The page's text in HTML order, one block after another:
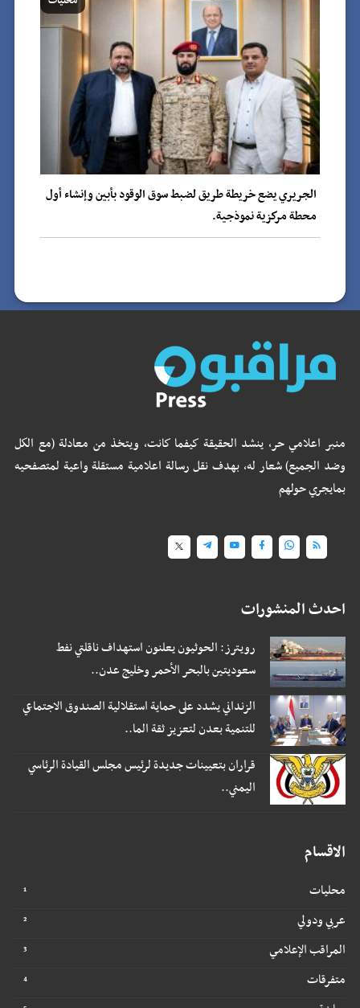
الجريري يضع خريطة طريق لضبط سوق الوقود بأبين وإنشاء أول
محطة مركزية نموذجية.
منبر اعلامي حر، ينشد الحقيقة كيفما كانت، ويتخذ من معادلة (مع الكل
وضد الجميع) شعار له، بهدف نقل رسالة اعلامية مستقلة واعية لمتصفحيه
بمايجري حولهم
احدث المنشورات
رويترز: الحوثيون يعلنون استهداف ناقلتي نفط
سعوديتين بالبحر الأحمر وخليج عدن..
الزنداني يشدد على حماية استقلالية الصندوق الاجتماعي
للتنمية بعدن لتعزيز ثقة الما..
قراران بتعيينات جديدة لرئيس مجلس القيادة الرئاسي
اليمني..
الاقسام
محليات
عربي ودولي
المراقب الإعلامي
متفرقات